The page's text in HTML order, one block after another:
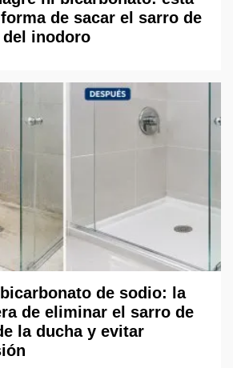
de sacar el sarro de
del inodoro
de sodio: la
de eliminar el sarro de
la ducha y evitar